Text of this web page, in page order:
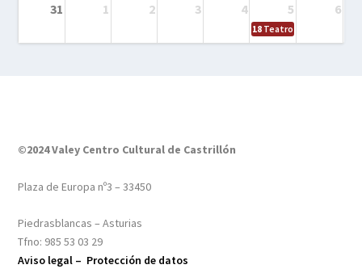
31 1 2 3 4 5 6
18 Teatro – Tres
©2024 Valey Centro Cultural de Castrillón
Plaza de Europa nº3 – 33450
Piedrasblancas – Asturias
Tfno: 985 53 03 29
Aviso legal – Protección de datos